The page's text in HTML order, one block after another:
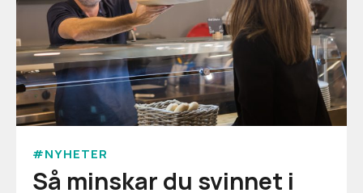
#NYHETER
Så minskar du svinnet i